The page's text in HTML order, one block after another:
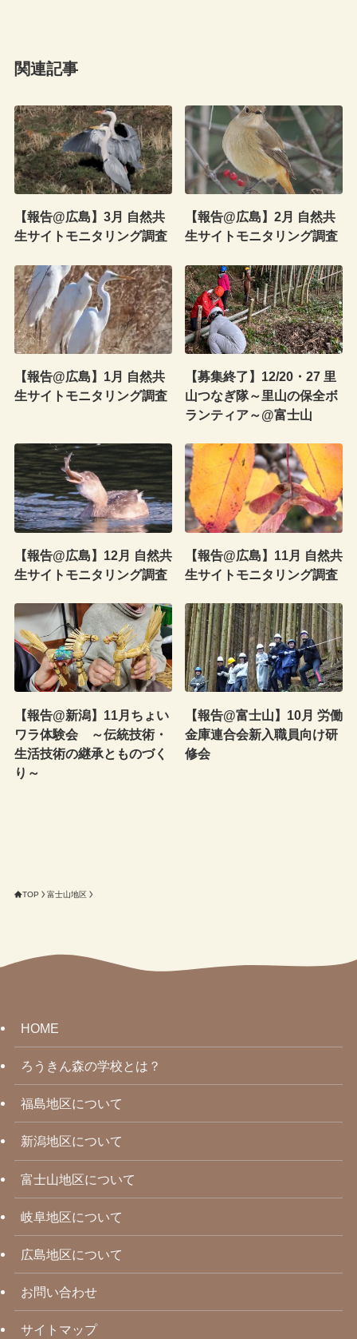
関連記事
【報告@広島】3月 自然共
生サイトモニタリング調査
【報告@広島】2月 自然共
生サイトモニタリング調査
【報告@広島】1月 自然共
生サイトモニタリング調査
【募集終了】12/20・27 里
山つなぎ隊～里山の保全ボ
ランティア～@富士山
【報告@広島】12月 自然共
生サイトモニタリング調査
【報告@広島】11月 自然共
生サイトモニタリング調査
【報告@新潟】11月ちょい
ワラ体験会 ～伝統技術・
生活技術の継承とものづく
り～
【報告@富士山】10月 労働
金庫連合会新入職員向け研
修会
TOP 富士山地区
HOME
ろうきん森の学校とは？
福島地区について
新潟地区について
富士山地区について
岐阜地区について
広島地区について
お問い合わせ
サイトマップ